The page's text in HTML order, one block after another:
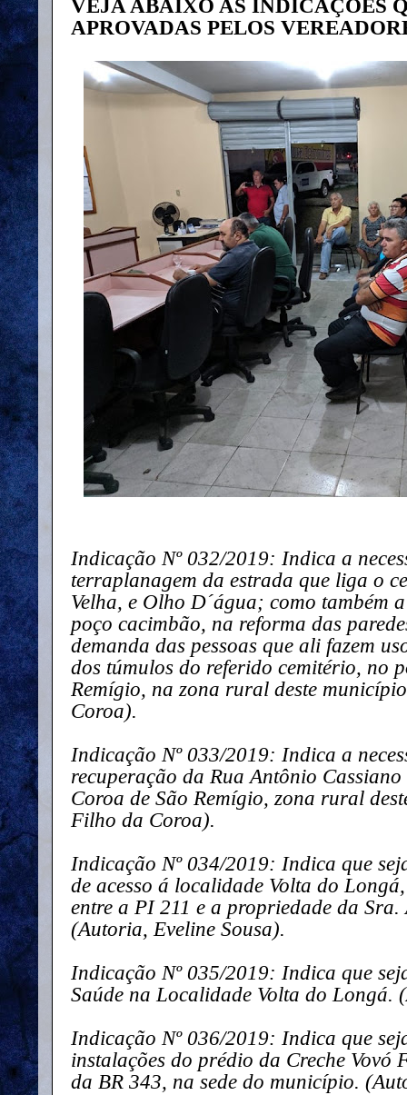
VEJA ABAIXO AS INDICAÇÕES
APROVADAS PELOS
Indicação Nº 032/2019: Indica a
terraplanagem da estrada que liga o
Velha, e Olho D´água; como também
poço cacimbão, na reforma das
demanda das pessoas que ali fazem
dos túmulos do referido cemitério, no
Remígio, na zona rural deste
Coroa).
Indicação Nº 033/2019: Indica a
recuperação da Rua Antônio
Coroa de São Remígio, zona rural
Filho da Coroa).
Indicação Nº 034/2019: Indica que
de acesso á localidade Volta do
entre a PI 211 e a propriedade da
(Autoria, Eveline Sousa).
Indicação Nº 035/2019: Indica que
Saúde na Localidade Volta do Longá.
Indicação Nº 036/2019: Indica que
instalações do prédio da Creche
da BR 343, na sede do município.